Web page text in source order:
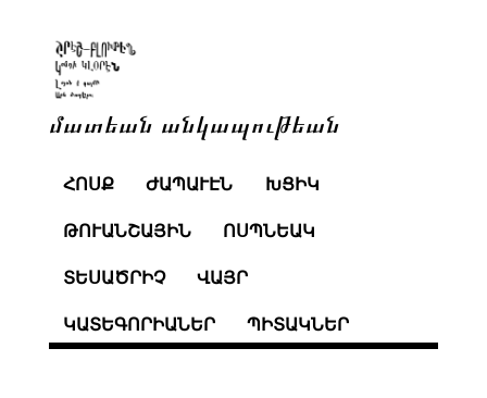
մատեան անկապութեան
ՀՈՍՔ ԺԱՊԱՒԷՆ ԽՑԻԿ
ԹՈՒԱՆՇԱՅԻՆ ՈՍՊՆԵԱԿ
ՏԵՍԱԾՐԻՉ ՎԱՅՐ
ԿԱՏԵԳՈՐԻԱՆԵՐ ՊԻՏԱԿՆԵՐ